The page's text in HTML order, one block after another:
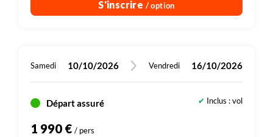
S'inscrire / option
Samedi 10/10/2026 Vendredi 16/10/2026
Départ assuré Inclus : vol
1 990 € / pers